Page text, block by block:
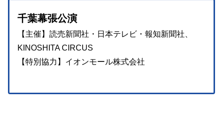
千葉幕張公演
【主催】読売新聞社・日本テレビ・報知新聞社、
KINOSHITA CIRCUS
【特別協力】イオンモール株式会社